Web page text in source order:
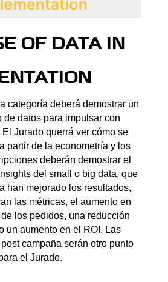
OF DATA IN
categoría deberá demostrar un
de datos para impulsar con
Jurado querrá ver cómo se
partir de la econometría y los
deberán demostrar el
del small o big data, que
han mejorado los resultados,
las métricas, el aumento en
los pedidos, una reducción
un aumento en el ROI. Las
campaña serán otro punto
el Jurado.